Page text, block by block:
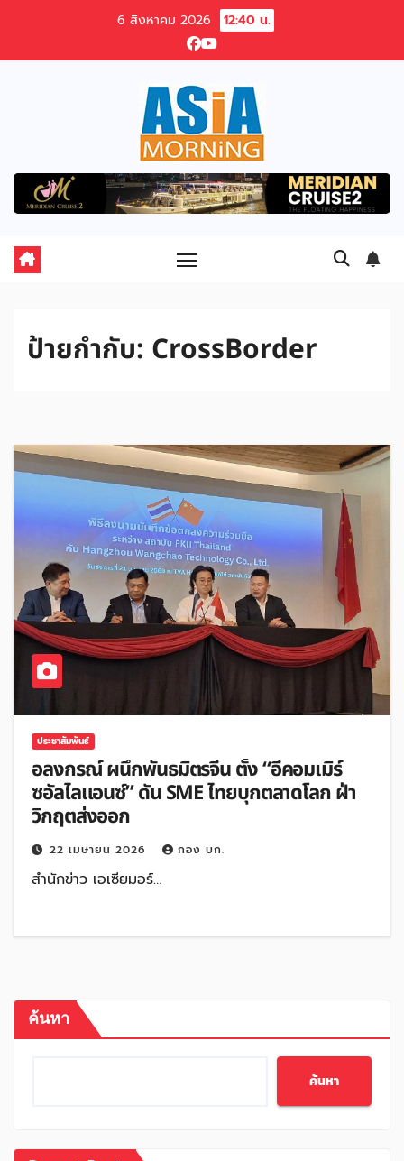
content
6 สิงหาคม 2026 12:40 น.
ป้ายกำกับ: CrossBorder
ประชาสัมพันธ์
อลงกรณ์ ผนึกพันธมิตรจีน ตั้ง “อีคอมเมิร์
ซอัลไลแอนซ์” ดัน SME ไทยบุกตลาดโลก ฝ่า
วิกฤตส่งออก
22 เมษายน 2026 กอง บก.
สำนักข่าว เอเซียมอร์…
ค้นหา
ค้นหา